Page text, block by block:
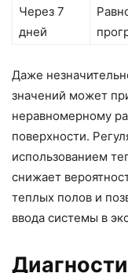
Через 7
дней
Даже
значений может
неравномерному
поверхности.
использованием
снижает
теплых полов и
ввода системы в